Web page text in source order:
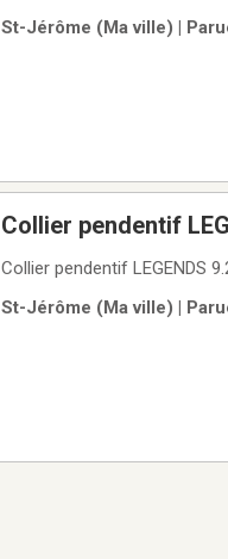
St-Jérôme (Ma ville) |
Collier pendentif
Collier pendentif LEGENDS
St-Jérôme (Ma ville) |